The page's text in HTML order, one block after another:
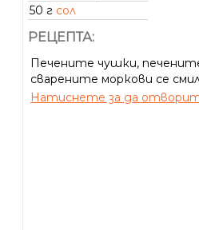
50 г сол
РЕЦЕПТА:
Печените чушки,
сварените моркови се
Натиснете за да